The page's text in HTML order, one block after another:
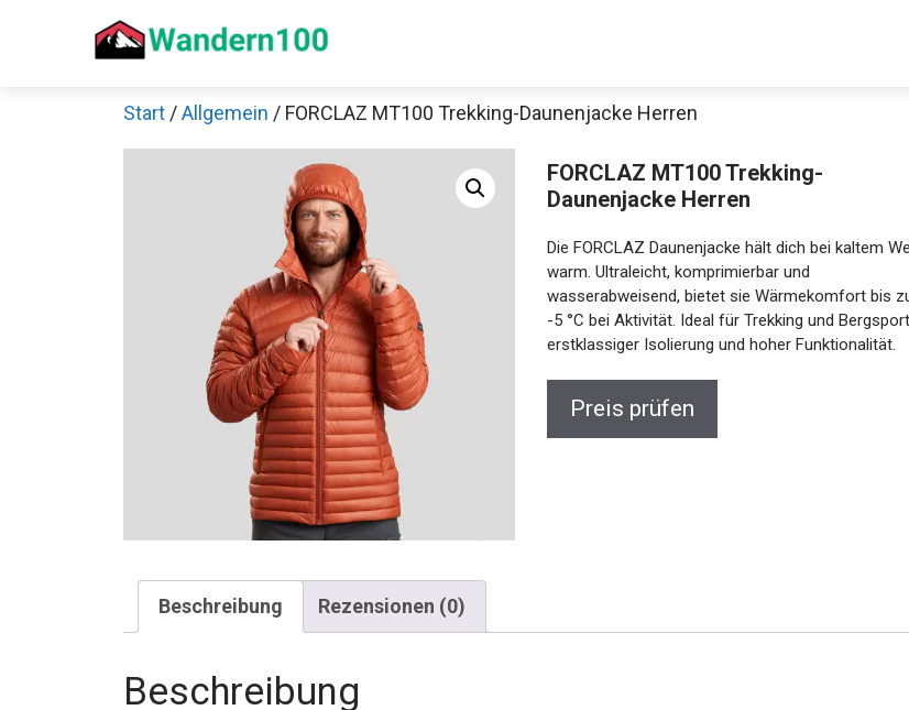
Start /Allgemein / FORCLAZ MT100 Trekking-Daunenjacke Herren
FORCLAZ MT100 Trekking-
Daunenjacke Herren
Die FORCLAZ Daunenjacke hält dich bei kaltem
Wetter warm. Ultraleicht, komprimierbar und
wasserabweisend, bietet sie Wärmekomfort bis zu
-5 °C bei Aktivität. Ideal für Trekking und Bergsport
mit erstklassiger Isolierung und hoher Funktionalität.
Preis prüfen
Beschreibung Rezensionen (0)
Beschreibung
Jetzt anschauen